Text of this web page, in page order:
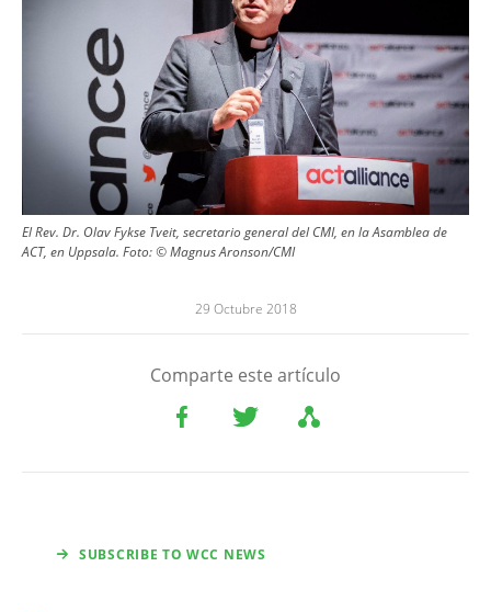
El Rev. Dr. Olav Fykse Tveit, secretario general del CMI, en la Asamblea de
ACT, en Uppsala. Foto: © Magnus Aronson/CMI
29 Octubre 2018
Comparte este artículo
SUBSCRIBE TO WCC NEWS